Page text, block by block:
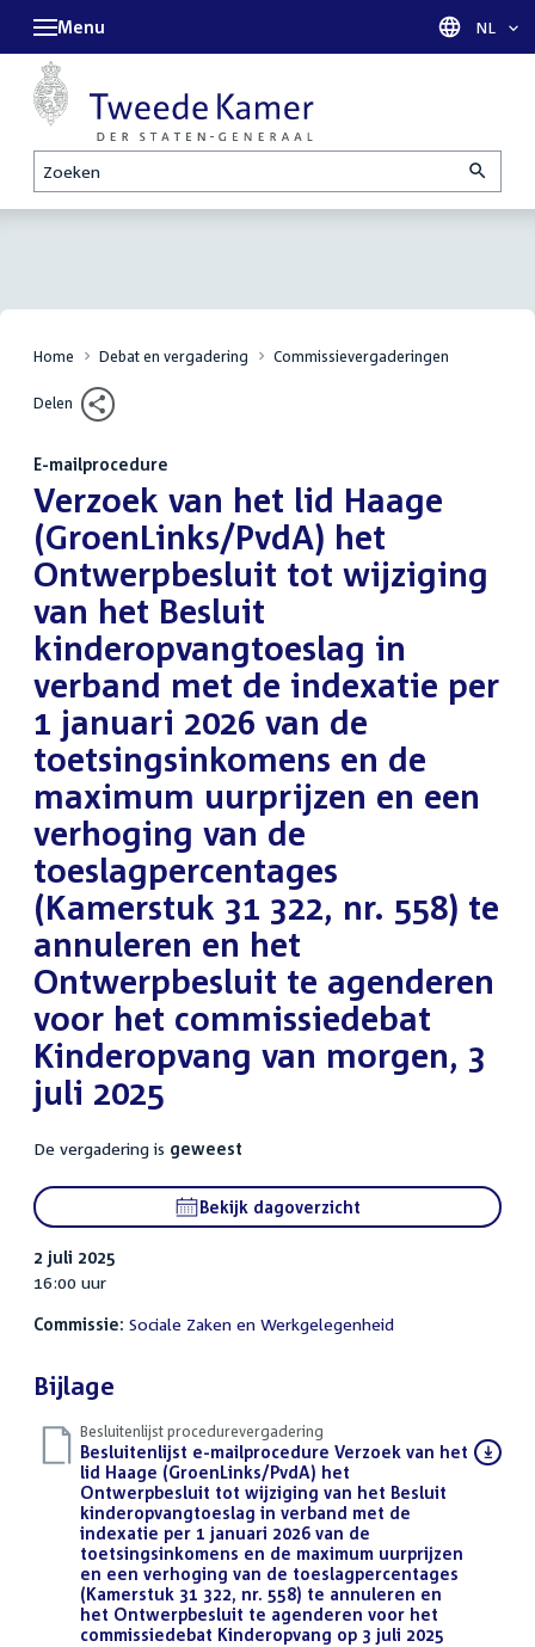
Zoeken
Menu Taal
NL
Home Debat en vergadering Commissievergaderingen
Delen
E-mailprocedure
:Verzoek van het lid Haage
(GroenLinks/PvdA) het
Ontwerpbesluit tot wijziging
van het Besluit
kinderopvangtoeslag in
verband met de indexatie per
1 januari 2026 van de
toetsingsinkomens en de
maximum uurprijzen en een
verhoging van de
toeslagpercentages
(Kamerstuk 31 322, nr. 558) te
annuleren en het
Ontwerpbesluit te agenderen
voor het commissiedebat
Kinderopvang van morgen, 3
juli 2025
De vergadering is geweest
Bekijk dagoverzicht
2 juli 2025
16:00 uur
Commissie: Sociale Zaken en Werkgelegenheid
Bijlage
Besluitenlijst procedurevergadering
Download
bestand:
Besluitenlijst e-mailprocedure Verzoek van het
lid Haage (GroenLinks/PvdA) het
Ontwerpbesluit tot wijziging van het Besluit
kinderopvangtoeslag in verband met de
indexatie per 1 januari 2026 van de
toetsingsinkomens en de maximum uurprijzen
en een verhoging van de toeslagpercentages
(Kamerstuk 31 322, nr. 558) te annuleren en
het Ontwerpbesluit te agenderen voor het
commissiedebat Kinderopvang op 3 juli 2025